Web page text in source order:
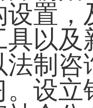
设置，
具以及
法制
。设立